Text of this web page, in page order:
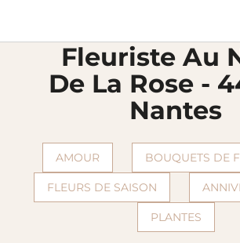
Fleuriste Au
De La Rose -
Nantes
AMOUR BOUQUETS DE
FLEURS DE SAISON
PLANTES